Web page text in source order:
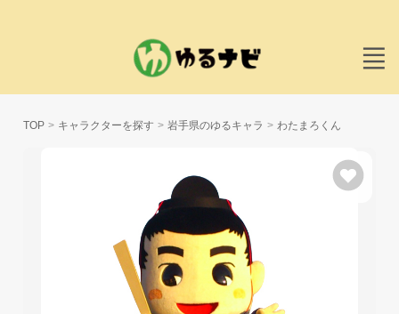
TOP キャラクターを探す 岩手県のゆるキャラ わたまろくん